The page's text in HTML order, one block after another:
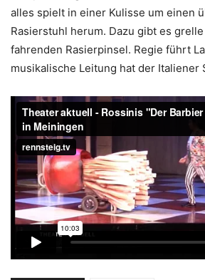
alles spielt in einer Kulisse um einen
Rasierstuhl herum. Dazu gibt es
fahrenden Rasierpinsel. Regie führt
musikalische Leitung hat der Italiener